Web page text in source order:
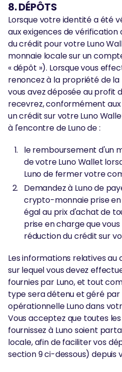
8. DÉPÔTS
Lorsque votre identité a été
aux exigences de
du crédit pour votre Luno
monnaie locale sur un
« dépôt »). Lorsque vous
renoncez à la propriété de
vous avez déposée au profit
recevrez, conformément
un crédit sur votre Luno
à l'encontre de Luno de :
le remboursement d'un
de votre Luno Wallet
Luno de fermer votre
Demandez à Luno de
crypto-monnaie prise
égal au prix d'achat de
prise en charge que
réduction du crédit sur
Les informations relatives
sur lequel vous devez
fournies par Luno, et tout
type sera détenu et géré
opérationnelle Luno dans
Vous acceptez que toutes
fournissez à Luno soient
locale, afin de faciliter vos
section 9 ci-dessous) depuis